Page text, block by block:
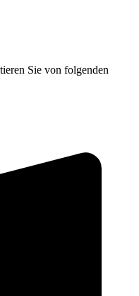
Sie von folgenden